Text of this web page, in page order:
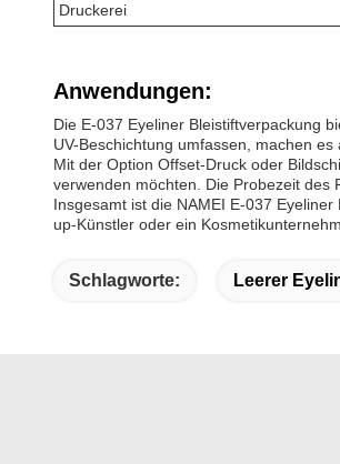
Druckerei
Anwendungen:
Die E-037 Eyeliner Bleistiftverpackung
UV-Beschichtung umfassen, machen
Mit der Option Offset-Druck oder
verwenden möchten. Die Probezeit des
Insgesamt ist die NAMEI E-037
up-Künstler oder ein
Schlagworte: Leerer